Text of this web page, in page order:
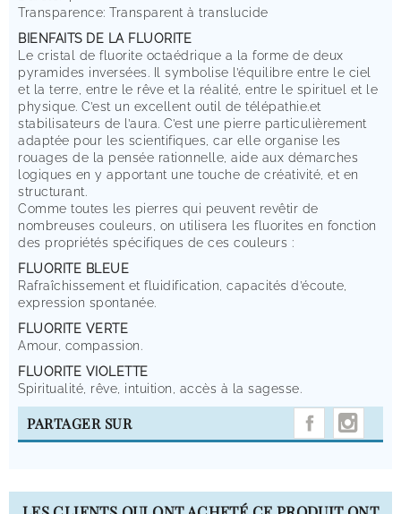
Transparence: Transparent à translucide
BIENFAITS DE LA FLUORITE
Le cristal de fluorite octaédrique a la forme de deux
pyramides inversées. Il symbolise l’équilibre entre le ciel
et la terre, entre le rêve et la réalité, entre le spirituel et le
physique. C’est un excellent outil de télépathie.et
stabilisateurs de l’aura. C’est une pierre particulièrement
adaptée pour les scientifiques, car elle organise les
rouages de la pensée rationnelle, aide aux démarches
logiques en y apportant une touche de créativité, et en
structurant.
Comme toutes les pierres qui peuvent revêtir de
nombreuses couleurs, on utilisera les fluorites en fonction
des propriétés spécifiques de ces couleurs :
FLUORITE BLEUE
Rafraîchissement et fluidification, capacités d’écoute,
expression spontanée.
FLUORITE VERTE
Amour, compassion.
FLUORITE VIOLETTE
Spiritualité, rêve, intuition, accès à la sagesse.
PARTAGER SUR